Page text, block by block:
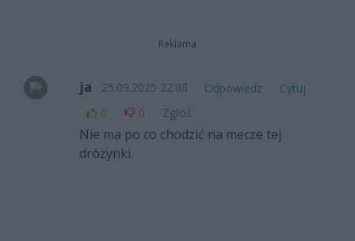
Reklama
ja 25.09.2025 22:08 Odpowiedz
Cytuj
0
0 Zgłoś
Nie ma po co chodzić na mecze tej
dróżynki.